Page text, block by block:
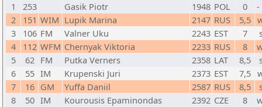
1
253 Gasik Piotr 1948 POL 0
-
2
151 WIM Lupik Marina 2147 RUS 5,5
3
106 FM Valner Uku 2243 EST 7
4
112 WFM Chernyak Viktoria 2233 RUS 8
5
62 FM Putka Verners 2358 LAT 8,5
6
55 IM Krupenski Juri 2373 EST 7,5
7
16 GM Yuffa Daniil 2587 RUS 8,5
8
50 IM Kourousis Epaminondas 2392 CZE 8